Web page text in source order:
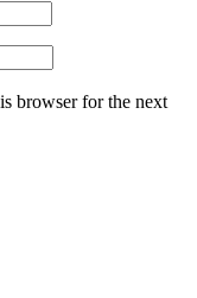
browser for the next